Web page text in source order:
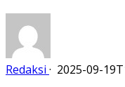
Redaksi · 2025-09-